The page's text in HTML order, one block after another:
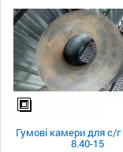
Гумові камери для с/г
8.40-15